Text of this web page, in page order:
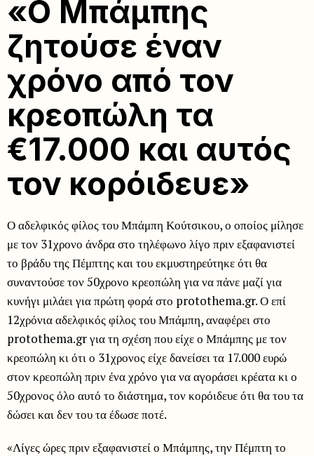
«Ο Μπάμπης
ζητούσε έναν
χρόνο από τον
κρεοπώλη τα
€17.000 και αυτός
τον κορόιδευε»
Ο αδελφικός φίλος του Μπάμπη Κούτσικου, ο οποίος μίλησε
με τον 31χρονο άνδρα στο τηλέφωνο λίγο πριν εξαφανιστεί
το βράδυ της Πέμπτης και του εκμυστηρεύτηκε ότι θα
συναντούσε τον 50χρονο κρεοπώλη για να πάνε μαζί για
κυνήγι μιλάει για πρώτη φορά στο protothema.gr. Ο επί
12χρόνια αδελφικός φίλος του Μπάμπη, αναφέρει στο
protothema.gr για τη σχέση που είχε ο Μπάμπης με τον
κρεοπώλη κι ότι ο 31χρονος είχε δανείσει τα 17.000 ευρώ
στον κρεοπώλη πριν ένα χρόνο για να αγοράσει κρέατα κι ο
50χρονος όλο αυτό το διάστημα, τον κορόιδευε ότι θα του τα
δώσει και δεν του τα έδωσε ποτέ.
«Λίγες ώρες πριν εξαφανιστεί ο Μπάμπης, την Πέμπτη το